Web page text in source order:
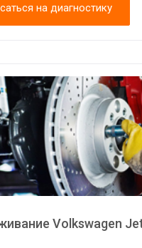
на диагностику
Volkswagen